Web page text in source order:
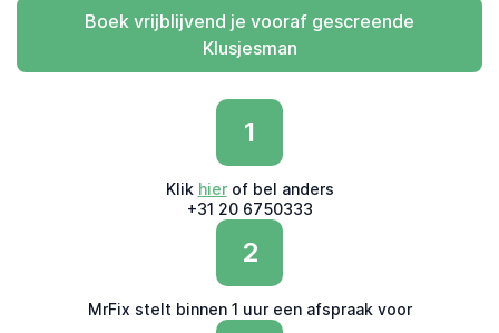
Boek vrijblijvend je vooraf gescreende
Klusjesman
1
Klik hierof bel anders
+31 20 6750333
2
MrFix stelt binnen 1 uur een afspraak voor